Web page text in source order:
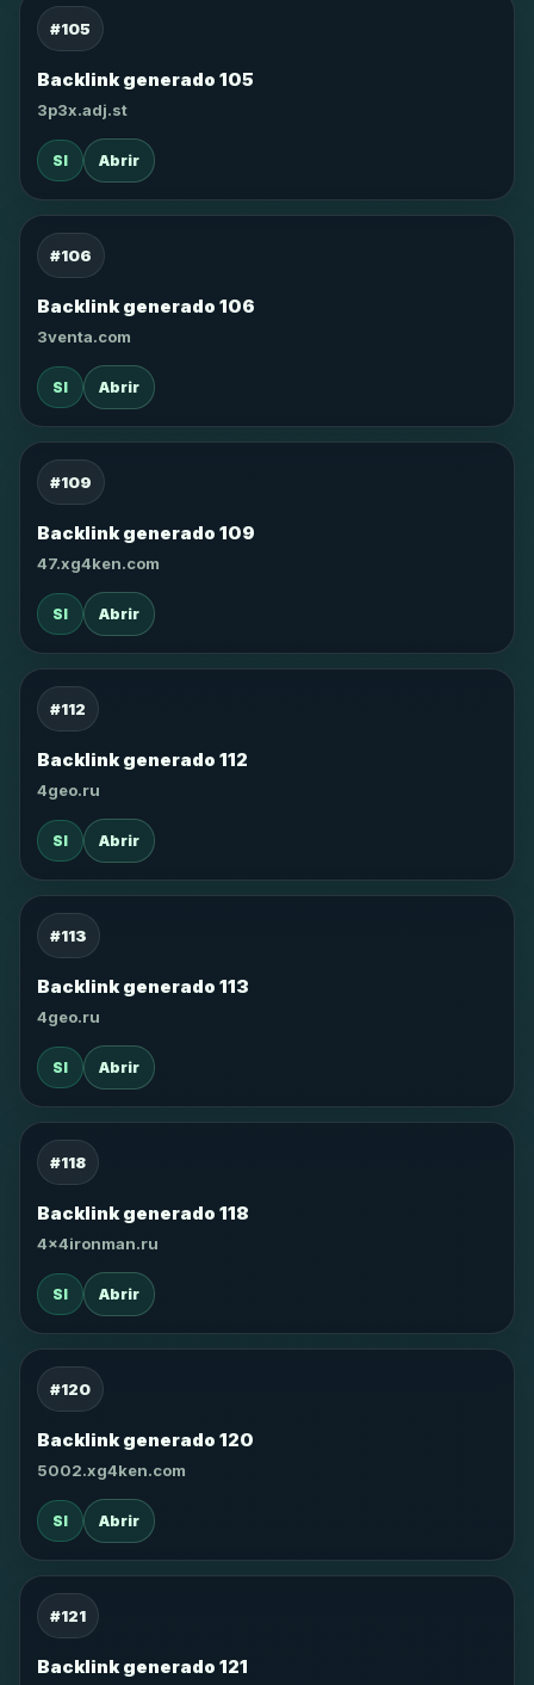
#105
Backlink generado 105
3p3x.adj.st
SI Abrir
#106
Backlink generado 106
3venta.com
SI Abrir
#109
Backlink generado 109
47.xg4ken.com
SI Abrir
#112
Backlink generado 112
4geo.ru
SI Abrir
#113
Backlink generado 113
4geo.ru
SI Abrir
#118
Backlink generado 118
4x4ironman.ru
SI Abrir
#120
Backlink generado 120
5002.xg4ken.com
SI Abrir
#121
Backlink generado 121